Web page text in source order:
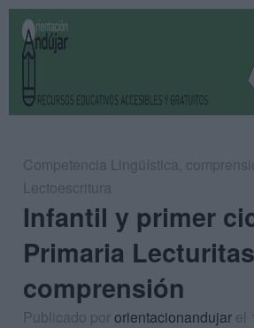
Competencia Lingüística,
Lectoescritura
Infantil y primer
Primaria
comprensión
Publicado pororientacionandujar el